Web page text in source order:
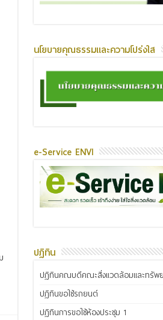
นโยบายคุณธรรมและความโปร่งใส
e-Service ENVI
ปฏิทิน
ปฏิทินคณบดีคณะสิ่งแวดล้อมและทรัพ
ปฏิทินขอใช้รถยนต์
ปฏิทินการขอใช้ห้องประชุม 1